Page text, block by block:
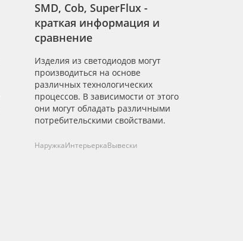
SMD, Cob, SuperFlux -
краткая информация и
сравнение
Изделия из светодиодов могут
производиться на основе
различных технологических
процессов. В зависимости от этого
они могут обладать различными
потребительскими свойствами.
НаружкаИнтерьеркаВывески